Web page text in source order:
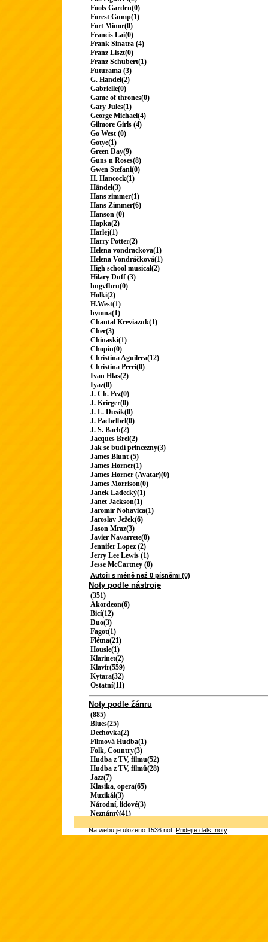
Fools Garden(0)
Forest Gump(1)
Fort Minor(0)
Francis Lai(0)
Frank Sinatra (4)
Franz Liszt(0)
Franz Schubert(1)
Futurama (3)
G. Handel(2)
Gabrielle(0)
Game of thrones(0)
Gary Jules(1)
George Michael(4)
Gilmore Girls (4)
Go West (0)
Gotye(1)
Green Day(9)
Guns n Roses(8)
Gwen Stefani(0)
H. Hancock(1)
Händel(3)
Hans zimmer(1)
Hans Zimmer(6)
Hanson (0)
Hapka(2)
Harlej(1)
Harry Potter(2)
Helena vondrackova(1)
Helena Vondráčková(1)
High school musical(2)
Hilary Duff (3)
hngvfhru(0)
Holki(2)
H.West(1)
hymna(1)
Chantal Kreviazuk(1)
Cher(3)
Chinaski(1)
Chopin(0)
Christina Aguilera(12)
Christina Perri(0)
Ivan Hlas(2)
Iyaz(0)
J. Ch. Pez(0)
J. Krieger(0)
J. L. Dusík(0)
J. Pachelbel(0)
J. S. Bach(2)
Jacques Brel(2)
Jak se budí princezny(3)
James Blunt (5)
James Horner(1)
James Horner (Avatar)(0)
James Morrison(0)
Janek Ladecký(1)
Janet Jackson(1)
Jaromír Nohavica(1)
Jaroslav Ježek(6)
Jason Mraz(3)
Javier Navarrete(0)
Jennifer Lopez (2)
Jerry Lee Lewis (1)
Jesse McCartney (0)
Autoři s méně než 0 písněmi (0)
Noty podle nástroje
(351)
Akordeon(6)
Bicí(12)
Duo(3)
Fagot(1)
Flétna(21)
Housle(1)
Klarinet(2)
Klavír(559)
Kytara(32)
Ostatní(11)
Noty podle žánru
(885)
Blues(25)
Dechovka(2)
Filmová Hudba(1)
Folk, Country(3)
Hudba z TV, filmu(52)
Hudba z TV, filmů(28)
Jazz(7)
Klasika, opera(65)
Muzikál(3)
Národní, lidové(3)
Neznámý(41)
Na webu je uloženo 1536 not.Přidejte další noty